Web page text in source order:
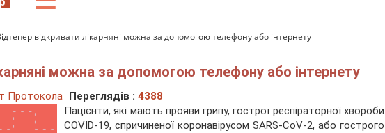
відкривати лікарняні можна за допомогою телефону або інтернету
можна за допомогою телефону або інтернету
Протокола Переглядів : 4388
Пацієнти, які мають прояви грипу, гострої респіраторної хвороби
COVID-19, спричиненої коронавірусом SARS-CoV-2, або гострого